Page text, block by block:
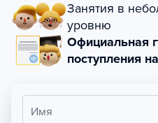
Занятия в
уровню
Официальная
поступления
Имя